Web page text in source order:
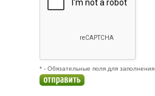
* - Обязательные поля для заполнения